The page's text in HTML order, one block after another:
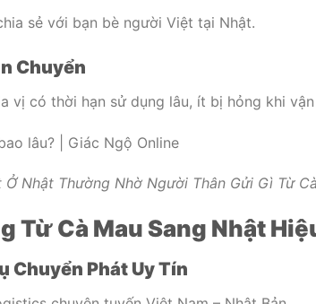
sẻ với bạn bè người Việt tại Nhật.
Chuyển
vị có thời hạn sử dụng lâu, ít bị hỏng khi
Nhật Thường Nhờ Người Thân Gửi Gì Từ
Từ Cà Mau Sang Nhật
Chuyển Phát Uy Tín